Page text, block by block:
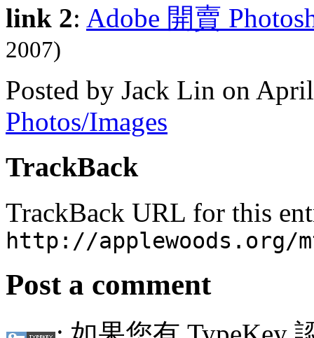
link 2: Adobe 開賣
2007)
Posted by Jack Lin on
Photos/Images
TrackBack
TrackBack URL for this
http://applewoods.org/
Post a comment